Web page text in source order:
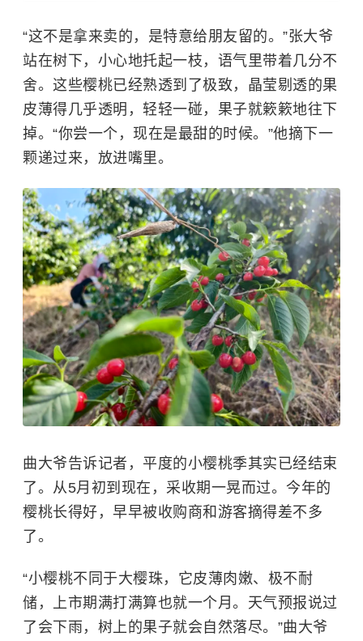
“这不是拿来卖的，是特意给朋友留的。”张大爷
站在树下，小心地托起一枝，语气里带着几分不
舍。这些樱桃已经熟透到了极致，晶莹剔透的果
皮薄得几乎透明，轻轻一碰，果子就簌簌地往下
掉。“你尝一个，现在是最甜的时候。”他摘下一
颗递过来，放进嘴里。
曲大爷告诉记者，平度的小樱桃季其实已经结束
了。从5月初到现在，采收期一晃而过。今年的
樱桃长得好，早早被收购商和游客摘得差不多
了。
“小樱桃不同于大樱珠，它皮薄肉嫩、极不耐
储，上市期满打满算也就一个月。天气预报说过
了会下雨，树上的果子就会自然落尽。”曲大爷